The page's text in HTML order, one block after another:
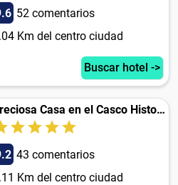
52 comentarios
Km del centro ciudad
Buscar hotel ->
Preciosa Casa en el Casco Historico de Baiona
43 comentarios
Km del centro ciudad